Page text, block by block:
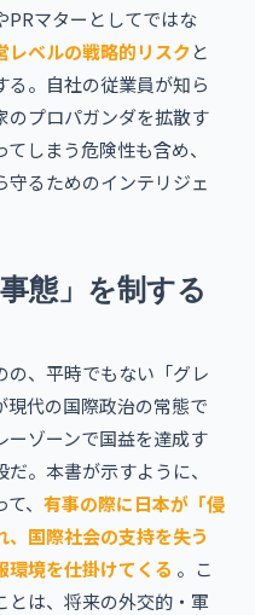
PRマターとしてではな
レベルの戦略的リスクと
る。自社の従業員が知ら
のプロパガンダを拡散す
しまう危険性も含め、
るためのインテリジェ
態」を制する
の、平時でもない「グレ
現代の国際政治の常態で
ーゾーンで国益を達成す
。本書が示すように、
、 有事の際に日本が「侵
国際社会の支持を失う
環境を仕掛けてくる 。こ
とは、将来の外交的・軍